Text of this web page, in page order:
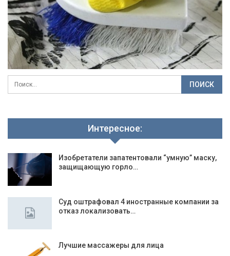
Интересное:
Изобретатели запатентовали “умную” маску,
защищающую горло…
Суд оштрафовал 4 иностранные компании за
отказ локализовать…
Лучшие массажеры для лица